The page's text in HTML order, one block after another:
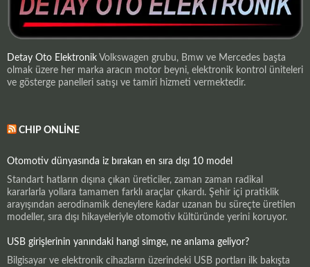
Detay Oto Elektronik Volkswagen grubu, Bmw ve Mercedes başta
olmak üzere her marka aracın motor beyni, elektronik kontrol üniteleri
ve gösterge panelleri satışı ve tamiri hizmeti vermektedir.
CHIP ONLINE
Otomotiv dünyasında iz bırakan en sıra dışı 10 model
Standart hatların dışına çıkan üreticiler, zaman zaman radikal
kararlarla yollara tamamen farklı araçlar çıkardı. Şehir içi pratiklik
arayışından aerodinamik deneylere kadar uzanan bu süreçte üretilen
modeller, sıra dışı hikayeleriyle otomotiv kültüründe yerini koruyor.
USB girişlerinin yanındaki hangi simge, ne anlama geliyor?
Bilgisayar ve elektronik cihazların üzerindeki USB portları ilk bakışta